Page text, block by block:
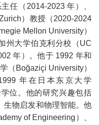
任（2014-2023 年）、
）教授（2020-2024
Mellon University）
州大学伯克利分校（UC
年）。他于 1992 年和
（Boğaziçi University）
年在日本东京大学
学位。他的研究兴趣包括
生物启发和物理智能。他
of Engineering）、